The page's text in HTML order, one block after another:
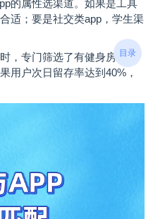
的属性选渠道。如果是工具
适；要是社交类app，学生渠
，专门筛选了有健身房、跑
用户次日留存率达到40%，
目录